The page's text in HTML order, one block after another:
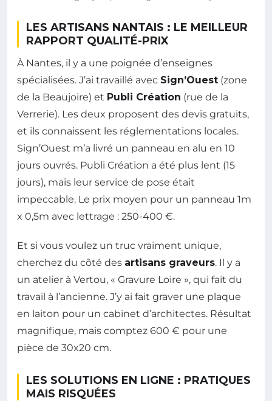
LES ARTISANS NANTAIS : LE MEILLEUR
RAPPORT QUALITÉ-PRIX
À Nantes, il y a une poignée d’enseignes
spécialisées. J’ai travaillé avec Sign’Ouest (zone
de la Beaujoire) et Publi Création (rue de la
Verrerie). Les deux proposent des devis gratuits,
et ils connaissent les réglementations locales.
Sign’Ouest m’a livré un panneau en alu en 10
jours ouvrés. Publi Création a été plus lent (15
jours), mais leur service de pose était
impeccable. Le prix moyen pour un panneau 1m
x 0,5m avec lettrage : 250-400 €.
Et si vous voulez un truc vraiment unique,
cherchez du côté des artisans graveurs. Il y a
un atelier à Vertou, « Gravure Loire », qui fait du
travail à l’ancienne. J’y ai fait graver une plaque
en laiton pour un cabinet d’architectes. Résultat
magnifique, mais comptez 600 € pour une
pièce de 30x20 cm.
LES SOLUTIONS EN LIGNE : PRATIQUES
MAIS RISQUÉES